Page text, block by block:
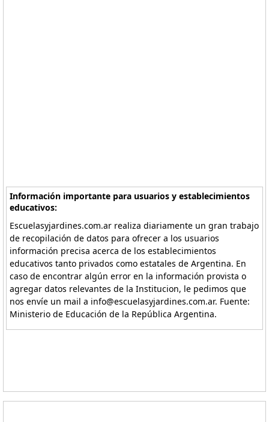
Información importante para usuarios y establecimientos
educativos:
Escuelasyjardines.com.ar realiza diariamente un gran trabajo
de recopilación de datos para ofrecer a los usuarios
información precisa acerca de los establecimientos
educativos tanto privados como estatales de Argentina. En
caso de encontrar algún error en la información provista o
agregar datos relevantes de la Institucion, le pedimos que
nos envíe un mail a info@escuelasyjardines.com.ar. Fuente:
Ministerio de Educación de la República Argentina.